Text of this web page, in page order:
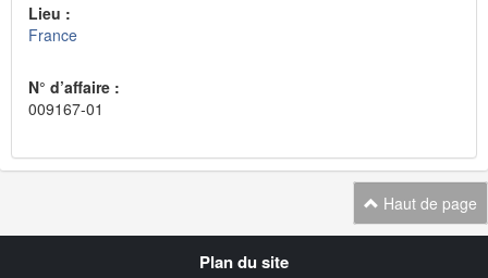
Lieu :
France
N° d’affaire :
009167-01
Haut de page
Plan du site